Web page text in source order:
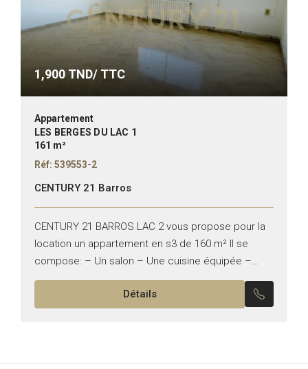
1,900 TND/ TTC
Appartement
LES BERGES DU LAC 1
161 m²
Réf: 539553-2
CENTURY 21 Barros
CENTURY 21 BARROS LAC 2 vous propose pour la
location un appartement en s3 de 160 m² Il se
compose: – Un salon – Une cuisine équipée –
Deux chambres a coucher...
Détails